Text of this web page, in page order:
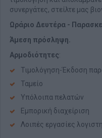
συνεργάτες, στείλτε μας
Ωράριο Δευτέρα -
Άμεση πρόσληψη.
Αρμοδιότητες:
Τιμολόγηση-Έκδοση
Ταμείο
Υπόλοιπα πελατών
Εμπορική διαχείριση
Λοιπές εργασίες